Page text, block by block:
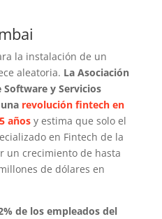
la instalación de un
aleatoria. La Asociación
Software y Servicios
revolución fintech en
años y estima que solo el
en Fintech de la
un crecimiento de hasta
de dólares en
de los empleados del